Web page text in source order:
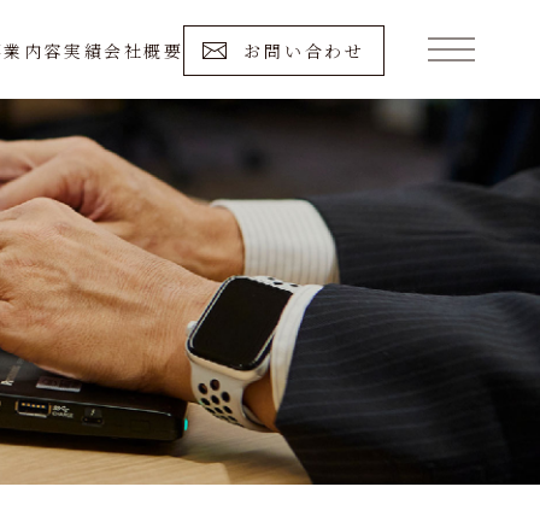
業内容実績会社概要 お問い合わせ